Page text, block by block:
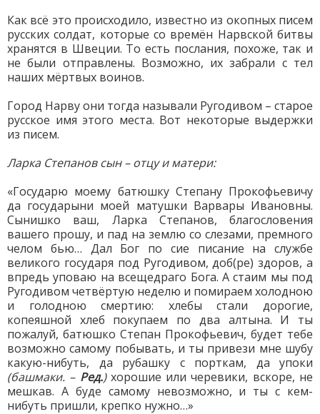
Как всё это происходило, известно из окопных писем
русских солдат, которые со времён Нарвской битвы
хранятся в Швеции. То есть послания, похоже, так и
не были отправлены. Возможно, их забрали с тел
наших мёртвых воинов.
Город Нарву они тогда называли Ругодивом – старое
русское имя этого места. Вот некоторые выдержки
из писем.
Ларка Степанов сын – отцу и матери:
«Государю моему батюшку Степану Прокофьевичу
да государыни моей матушки Варвары Ивановны.
Сынишко ваш, Ларка Степанов, благословения
вашего прошу, и пад на землю со слезами, премного
челом бью… Дал Бог по сие писание на службе
великого государя под Ругодивом, доб(ре) здоров, а
впредь уповаю на всещедраго Бога. А стаим мы под
Ругодивом четвёртую неделю и помираем холодною
и голодною смертию: хлебы стали дорогие,
копеяшной хлеб покупаем по два алтына. И ты
пожалуй, батюшко Степан Прокофьевич, будет тебе
возможно самому побывать, и ты привези мне шубу
какую-нибуть, да рубашку с порткам, да упоки
(башмаки. – Ред.)хорошие или черевики, вскоре, не
мешкав. А буде самому невозможно, и ты с кем-
нибуть пришли, крепко нужно…»